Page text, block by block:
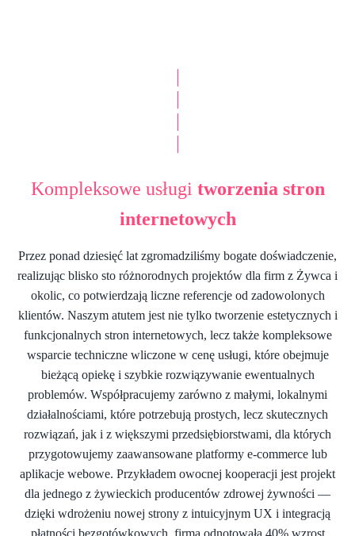
|
|
|
|
Kompleksowe usługi tworzenia stron
internetowych
Przez ponad dziesięć lat zgromadziliśmy bogate doświadczenie,
realizując blisko sto różnorodnych projektów dla firm z Żywca i
okolic, co potwierdzają liczne referencje od zadowolonych
klientów. Naszym atutem jest nie tylko tworzenie estetycznych i
funkcjonalnych stron internetowych, lecz także kompleksowe
wsparcie techniczne wliczone w cenę usługi, które obejmuje
bieżącą opiekę i szybkie rozwiązywanie ewentualnych
problemów. Współpracujemy zarówno z małymi, lokalnymi
działalnościami, które potrzebują prostych, lecz skutecznych
rozwiązań, jak i z większymi przedsiębiorstwami, dla których
przygotowujemy zaawansowane platformy e-commerce lub
aplikacje webowe. Przykładem owocnej kooperacji jest projekt
dla jednego z żywieckich producentów zdrowej żywności —
dzięki wdrożeniu nowej strony z intuicyjnym UX i integracją
płatności bezgotówkowych, firma odnotowała 40% wzrost